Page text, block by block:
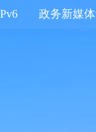
政务新媒